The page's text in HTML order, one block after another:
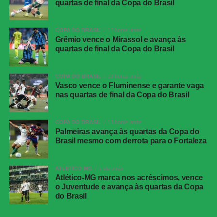
identificou toque irregular de Giay em Muriel. O Palmeiras
não permitiu que os visitantes se reerguessem e quase
chegou ao quarto gol em duas tramas consecutivas com
Arias, que bateu cruzado para fora, e Flaco López, que
acertou a trave novamente.
Aos cinco minutos, Andreas Pereira tratou de resolver. O
camisa 8 recebeu passe de Murilo nas proximidades da
área, dominou, livrou-se da marcação e disparou um
chute violento para fazer 4 a 1. Na sequência, Allan teve
oportunidade de aumentar a goleada, mas foi bloqueado
por Silvera. Os visitantes ainda tentaram esboçar alguma
reação e assustaram aos 18 minutos em dois lances de
Castrillón. No primeiro, Giay afastou o perigo, e na
segunda tentativa o atacante colombiano mandou para
fora.
Pouco depois, Juan Ríos recebeu com espaço pelo lado
quartas de final da Copa do Brasil
COPA DO BRASIL 12 horas atrás
Grêmio vence o Mirassol e avança às
quartas de final da Copa do Brasil
COPA DO BRASIL 13 horas atrás
Vasco vence o Fluminense e garante vaga
nas quartas de final da Copa do Brasil
COPA DO BRASIL 13 horas atrás
Palmeiras avança às quartas da Copa do
Brasil mesmo com derrota para o Fortaleza
ATLÉTICO-MG 1 dia atrás
Atlético-MG marca nos acréscimos, vence
o Juventude e avança às quartas da Copa
do Brasil